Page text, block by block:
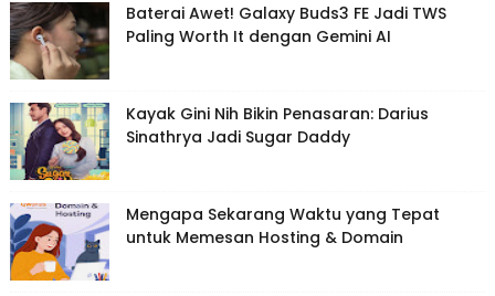
Baterai Awet! Galaxy Buds3 FE Jadi TWS
Paling Worth It dengan Gemini AI
Kayak Gini Nih Bikin Penasaran: Darius
Sinathrya Jadi Sugar Daddy
Mengapa Sekarang Waktu yang Tepat
untuk Memesan Hosting & Domain